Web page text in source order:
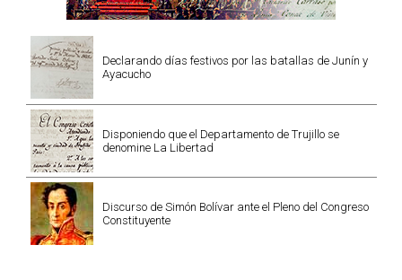
Declarando días festivos por las batallas de Junín y
Ayacucho
Disponiendo que el Departamento de Trujillo se
denomine La Libertad
Discurso de Simón Bolívar ante el Pleno del Congreso
Constituyente